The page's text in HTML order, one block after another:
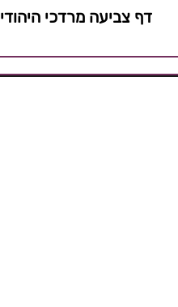
דף צביעה מרדכי היהודי